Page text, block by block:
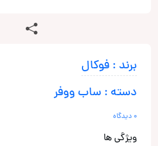
برند : فوکال
دسته : ساب ووفر
0 دیدگاه
ویژگی ها